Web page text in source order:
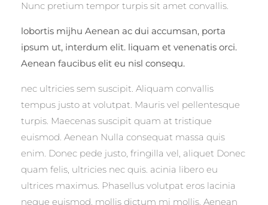
Nunc pretium tempor turpis sit amet convallis.
lobortis mijhu Aenean ac dui accumsan, porta
ipsum ut, interdum elit. liquam et venenatis orci.
Aenean faucibus elit eu nisl consequ.
nec ultricies sem suscipit. Aliquam convallis
tempus justo at volutpat. Mauris vel pellentesque
turpis. Maecenas suscipit quam at tristique
euismod. Aenean Nulla consequat massa quis
enim. Donec pede justo, fringilla vel, aliquet Donec
quam felis, ultricies nec quis. acinia libero eu
ultrices maximus. Phasellus volutpat eros lacinia
neque euismod, mollis dictum mi mollis. Aenean